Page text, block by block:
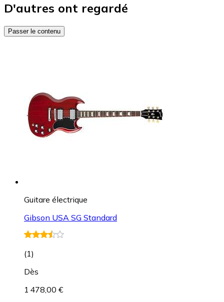
D'autres ont regardé
Passer le contenu
Guitare électrique
Gibson USA SG Standard
(1)
Dès
1 478,00 €